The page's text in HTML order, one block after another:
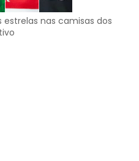
nas camisas dos